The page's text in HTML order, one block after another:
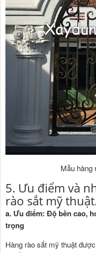
Mẫu hàng
5. Ưu điểm và
rào sắt mỹ
a. Ưu điểm: Độ bền cao,
trọng
Hàng rào sắt mỹ thuật